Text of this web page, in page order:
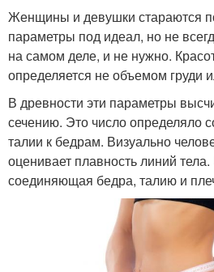
Женщины и девушки стараются
параметры под идеал, но не
на самом деле, и не нужно.
определяется не объемом груди
В древности эти параметры
сечению. Это число определяло
талии к бедрам. Визуально
оценивает плавность линий
соединяющая бедра, талию и